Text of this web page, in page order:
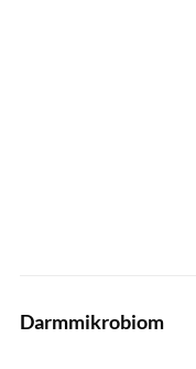
Darmmikrobiom